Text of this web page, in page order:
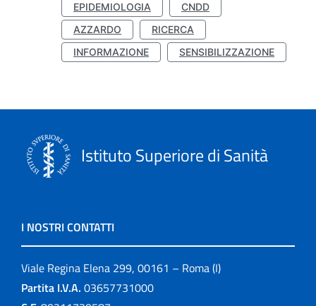
EPIDEMIOLOGIA
CNDD
AZZARDO
RICERCA
INFORMAZIONE
SENSIBILIZZAZIONE
Istituto Superiore di Sanità
I NOSTRI CONTATTI
Viale Regina Elena 299, 00161 – Roma (I)
Partita I.V.A. 03657731000